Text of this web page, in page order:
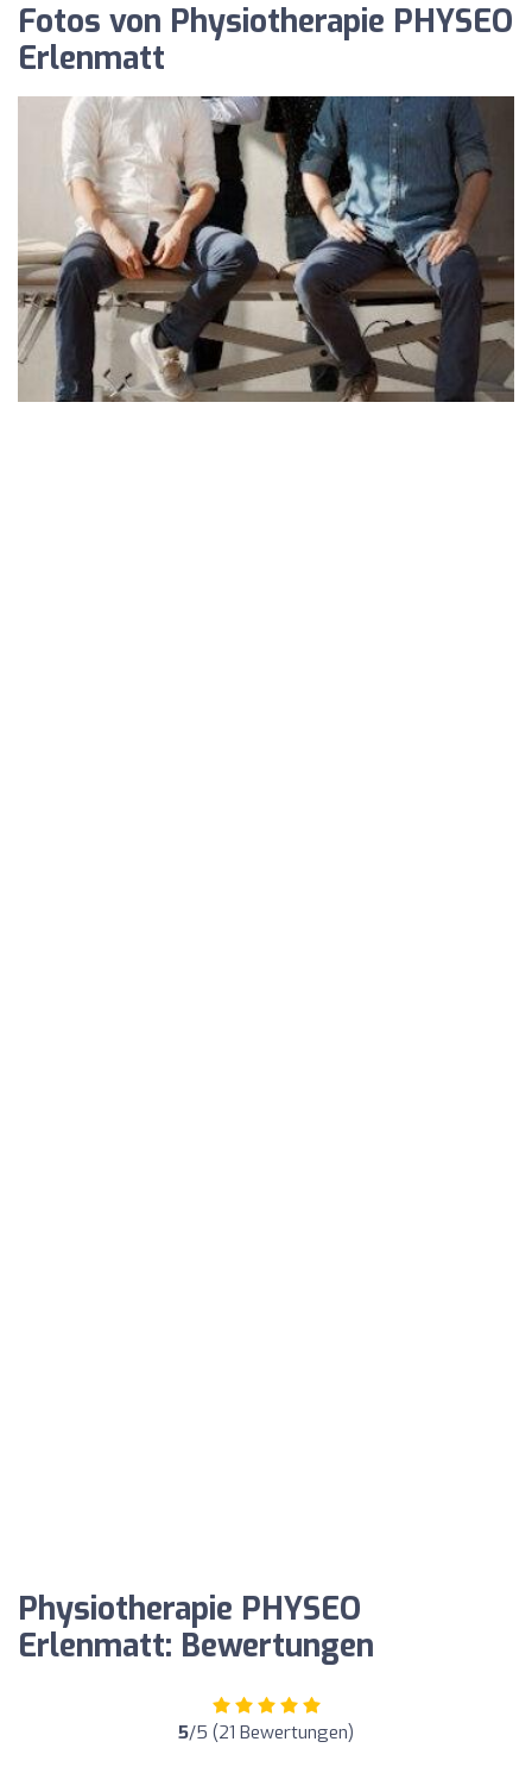
Fotos von Physiotherapie PHYSEO
Erlenmatt
Physiotherapie PHYSEO
Erlenmatt: Bewertungen
5/5 (21 Bewertungen)